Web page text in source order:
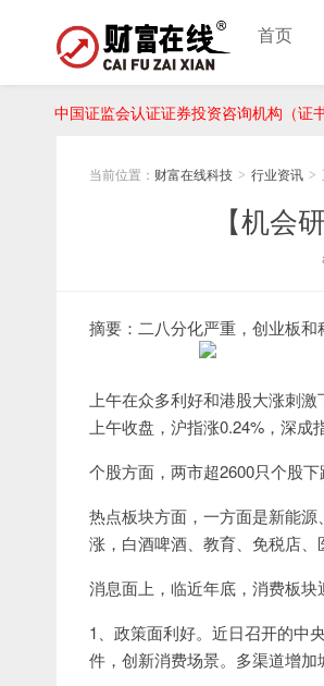
中国证监会认证证券投资咨询机构（
首页
当前位置： 财富在线科技 > 行业资讯 >
【机会
摘要：二八分化严重，创业板和
上午在众多利好和港股大涨刺
上午收盘，沪指涨0.24%，深成
个股方面，两市超2600只个股
热点板块方面，一方面是新能
涨，白酒啤酒、教育、免税店、
消息面上，临近年底，消费板块
1、政策面利好。近日召开的中
件，创新消费场景。多渠道增加